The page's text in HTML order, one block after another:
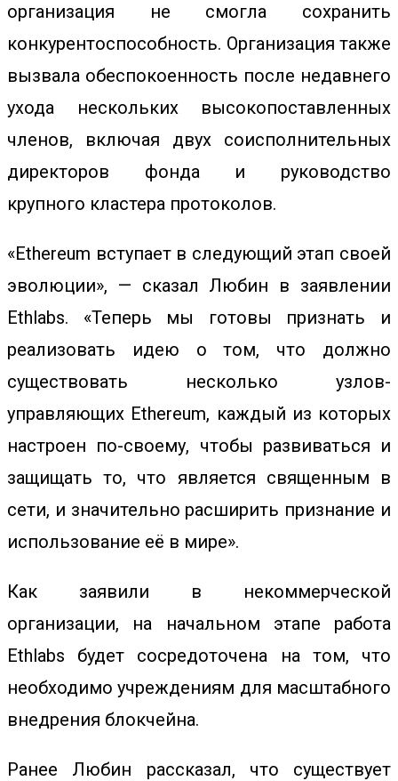
организация не смогла сохранить
конкурентоспособность. Организация также
вызвала обеспокоенность после недавнего
ухода нескольких высокопоставленных
членов, включая двух соисполнительных
директоров фонда и руководство
крупного кластера протоколов.
«Ethereum вступает в следующий этап своей
эволюции», — сказал Любин в заявлении
Ethlabs. «Теперь мы готовы признать и
реализовать идею о том, что должно
существовать несколько узлов-
управляющих Ethereum, каждый из которых
настроен по-своему, чтобы развиваться и
защищать то, что является священным в
сети, и значительно расширить признание и
использование её в мире».
Как заявили в некоммерческой
организации, на начальном этапе работа
Ethlabs будет сосредоточена на том, что
необходимо учреждениям для масштабного
внедрения блокчейна.
Ранее Любин рассказал, что существует